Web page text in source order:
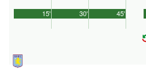
45'
15' 30'